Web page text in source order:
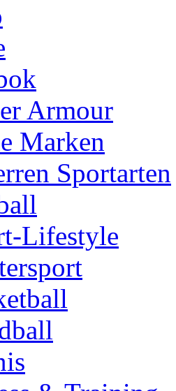
Armour
Marken
Sportarten
Lifestyle